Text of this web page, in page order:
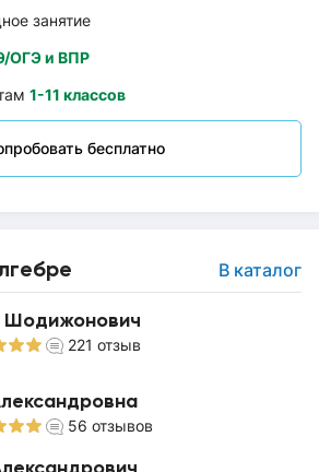
занятие
ОГЭ и ВПР
1-11 классов
бесплатно
В каталог
Шодижонович
221 отзыв
56 отзывов